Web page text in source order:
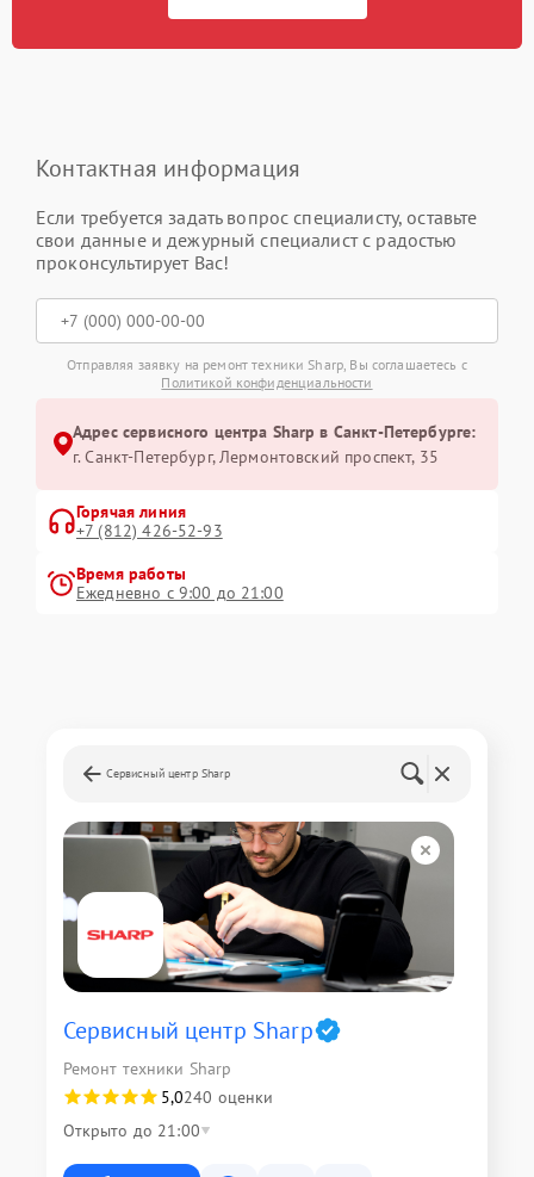
Контактная информация
Если требуется задать вопрос специалисту, оставьте
свои данные и дежурный специалист с радостью
проконсультирует Вас!
Отправляя заявку на ремонт техники Sharp, Вы соглашаетесь с
Политикой конфиденциальности
Адрес сервисного центра Sharp в Санкт-Петербурге:
г. Санкт-Петербург, Лермонтовский проспект, 35
Горячая линия
+7 (812) 426-52-93
Время работы
Ежедневно с 9:00 до 21:00
Сервисный центр Sharp
Сервисный центр Sharp
Ремонт техники Sharp
5,0240 оценки
Открыто до 21:00